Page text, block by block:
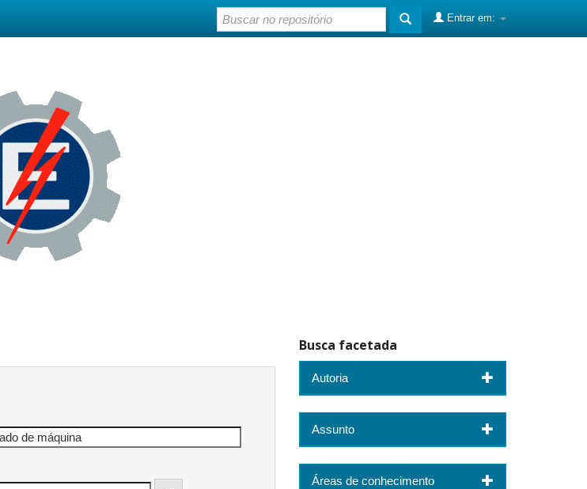
Entrar em:
Busca facetada
Autoria
Assunto
Áreas de conhecimento